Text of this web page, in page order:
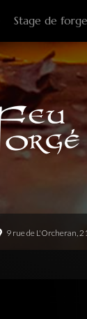
Stage de
9 rue de L'Orcheran,